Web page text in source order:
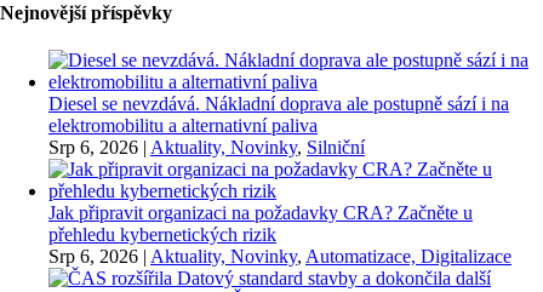
Nejnovější příspěvky
Diesel se nevzdává. Nákladní doprava ale postupně sází i na
elektromobilitu a alternativní paliva
Srp 6, 2026 | Aktuality, Novinky, Silniční
Jak připravit organizaci na požadavky CRA? Začněte u
přehledu kybernetických rizik
Srp 6, 2026 | Aktuality, Novinky, Automatizace, Digitalizace